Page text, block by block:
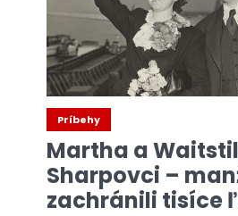
Príbehy
Martha a
Sharpovci –
zachránili tisíce